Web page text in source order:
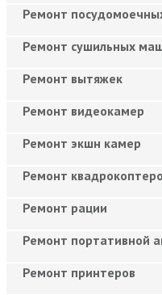
Ремонт
Ремонт сушильных
Ремонт вытяжек
Ремонт видеокамер
Ремонт экшн камер
Ремонт
Ремонт рации
Ремонт портативной
Ремонт принтеров